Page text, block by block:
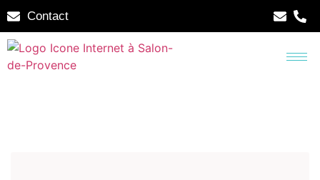
Contact